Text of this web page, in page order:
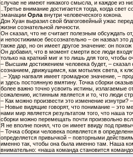
случае не имеют никакого смысла, и каждое из
..Третье внимание достигается тогда, когда
эманации Орлавнутри человеческого кокона.
Дон Хуан выразил свой благоговейный ужас
жизни сознательной личности.
Он сказал, что не считает полезным обсуждать
и непостижимое бессознательно – он назвал это
также дар, но он имеет другое значение: он
Он добавил, что в момент смерти все люди
только на краткий миг и то лишь для того, чтобы
– Высшим достижением человека будет, –
сознанием, движущимся, как мотылек света, к
..– Удар нагваля имеет громадное значение, –
и здесь постоянную вмятину. Точка сборки
более важно точно усвоить истины, излагаемые
сожалению, истинным является и то, что люди
– Как можно произвести это изменение изнутри?
– Новые видящие говорят, что понимание – это
нами мир является результатом того, что наша
сборки можно перемещать почти произвольно
Я не вполне понял, что он имеет ввиду под
– Точка сборки человека появляется в
определяется привычкой – повторными
именно так, чтобы она была именно там. Наша
внимательно: «наша команда становится